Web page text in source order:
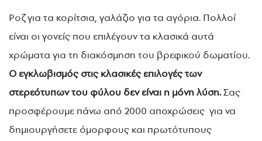
Ροζ για τα κορίτσια, γαλάζιο για τα αγόρια. Πολλοί
είναι οι γονείς που επιλέγουν τα κλασικά αυτά
χρώματα για τη διακόσμηση του βρεφικού δωματίου.
Ο εγκλωβισμός στις κλασικές επιλογές των
στερεότυπων του φύλου δεν είναι η μόνη λύση.Σας
προσφέρουμε πάνω από 2000 αποχρώσεις για να
δημιουργήσετε όμορφους και πρωτότυπους